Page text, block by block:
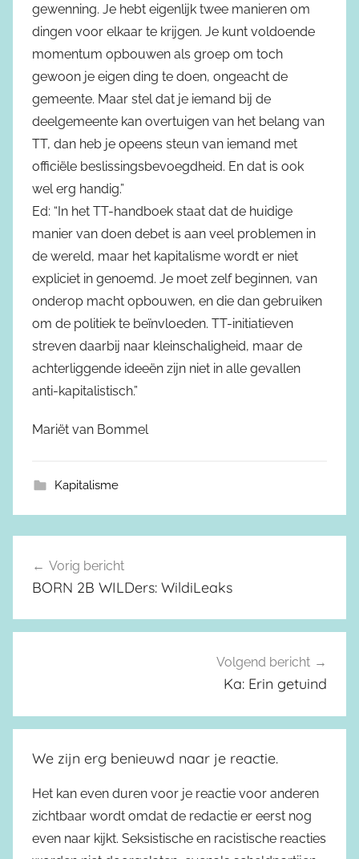
gewenning. Je hebt eigenlijk twee manieren om
dingen voor elkaar te krijgen. Je kunt voldoende
momentum opbouwen als groep om toch
gewoon je eigen ding te doen, ongeacht de
gemeente. Maar stel dat je iemand bij de
deelgemeente kan overtuigen van het belang van
TT, dan heb je opeens steun van iemand met
officiële beslissingsbevoegdheid. En dat is ook
wel erg handig.”
Ed: “In het TT-handboek staat dat de huidige
manier van doen debet is aan veel problemen in
de wereld, maar het kapitalisme wordt er niet
expliciet in genoemd. Je moet zelf beginnen, van
onderop macht opbouwen, en die dan gebruiken
om de politiek te beïnvloeden. TT-initiatieven
streven daarbij naar kleinschaligheid, maar de
achterliggende ideeën zijn niet in alle gevallen
anti-kapitalistisch.”
Mariët van Bommel
Kapitalisme
Berichtnavigatie
Vorig bericht
BORN 2B WILDers: WildiLeaks
Volgend bericht
Ka: Erin getuind
We zijn erg benieuwd naar je reactie.
Het kan even duren voor je reactie voor anderen
zichtbaar wordt omdat de redactie er eerst nog
even naar kijkt. Seksistische en racistische reacties